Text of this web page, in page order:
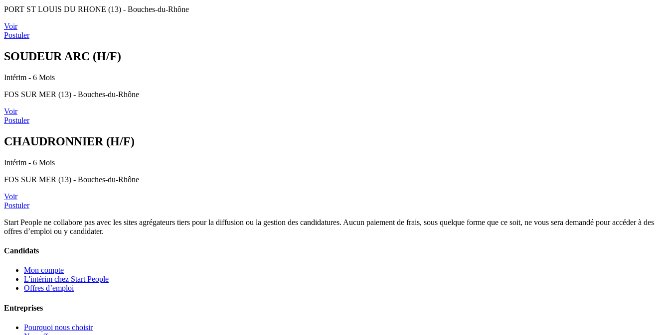
PORT ST LOUIS DU RHONE (13) - Bouches-du-Rhône
Voir
Postuler
SOUDEUR ARC (H/F)
Intérim - 6 Mois
FOS SUR MER (13) - Bouches-du-Rhône
Voir
Postuler
CHAUDRONNIER (H/F)
Intérim - 6 Mois
FOS SUR MER (13) - Bouches-du-Rhône
Voir
Postuler
Start People ne collabore pas avec les sites agrégateurs tiers pour la diffusion ou la gestion des candidatures. Aucun paiement de frais, sous quelque forme que ce soit, ne vous sera demandé pour accéder à des
offres d’emploi ou y candidater.
Candidats
Mon compte
L'intérim chez Start People
Offres d’emploi
Entreprises
Pourquoi nous choisir